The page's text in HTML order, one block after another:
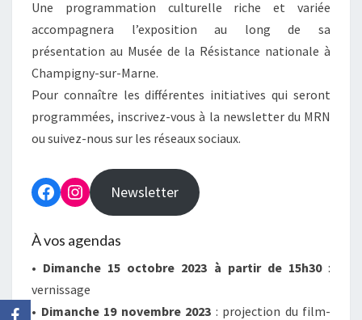
Une programmation culturelle riche et variée
accompagnera l’exposition au long de sa
présentation au Musée de la Résistance nationale à
Champigny-sur-Marne.
Pour connaître les différentes initiatives qui seront
programmées, inscrivez-vous à la newsletter du MRN
ou suivez-nous sur les réseaux sociaux.
Facebook
InstagramNewsletter
À vos agendas
• Dimanche 15 octobre 2023 à partir de 15h30:
vernissage
• Dimanche 19 novembre 2023 : projection du film-